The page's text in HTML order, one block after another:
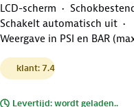
LCD-scherm
Schakelt automatisch uit
Weergave in PSI en BAR
klant: 7.4
Levertijd: wordt geladen..